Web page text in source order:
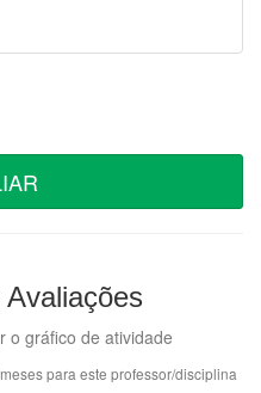
o gráfico de atividade
para este professor/disciplina